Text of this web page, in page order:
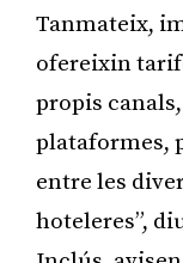
Tanmateix,
ofereixin
propis
plataformes,
entre les
hoteleres”,